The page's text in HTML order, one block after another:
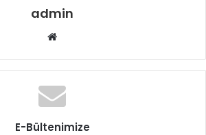
admin
Web
E-Bültenimize